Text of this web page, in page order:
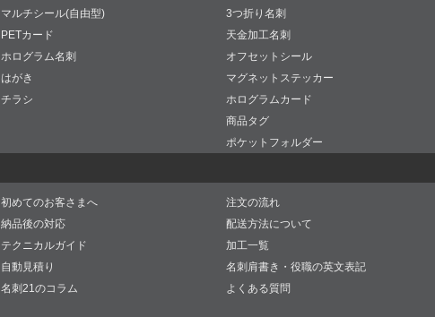
マルチシール(自由型)
PETカード
ホログラム名刺
はがき
チラシ
3つ折り名刺
天金加工名刺
オフセットシール
マグネットステッカー
ホログラムカード
商品タグ
ポケットフォルダー
初めてのお客さまへ 注文の流れ
納品後の対応 配送方法について
テクニカルガイド 加工一覧
自動見積り 名刺肩書き・役職の英文表記
名刺21のコラム よくある質問